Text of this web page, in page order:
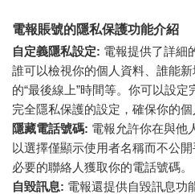
電報賬號的隱私保護功能介紹
自定義隱私設定: 電報提供了詳細
誰可以檢視你的個人資料、誰能
的“最後線上”時間等。你可以設
完全隱私保護的設定，確保你的個
隱藏電話號碼: 電報允許你在與他
以選擇僅顯示使用者名稱而不公
必要的聯絡人獲取你的電話號碼。
自毀訊息: 電報還提供自毀訊息功